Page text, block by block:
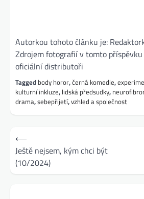
Autorkou tohoto článku je:
Zdrojem fotografií v tomto příspěvku
oficiální distributoři
Tagged body horor,černá komedie,
kulturní inkluze, lidská předsudky,
drama,sebepřijetí,vzhled a společnost
Navigace
pro
příspěvek
⟵
Ještě nejsem, kým chci být
(10/2024)